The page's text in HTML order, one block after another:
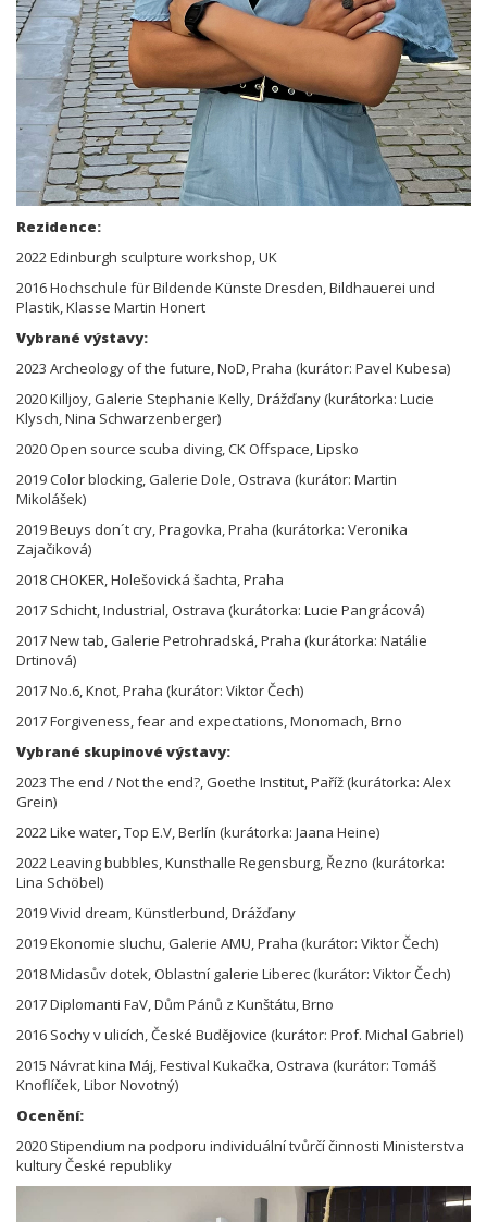
Rezidence:
2022 Edinburgh sculpture workshop, UK
2016 Hochschule für Bildende Künste Dresden, Bildhauerei und
Plastik, Klasse Martin Honert
Vybrané výstavy:
2023 Archeology of the future, NoD, Praha (kurátor: Pavel Kubesa)
2020 Killjoy, Galerie Stephanie Kelly, Drážďany (kurátorka: Lucie
Klysch, Nina Schwarzenberger)
2020 Open source scuba diving, CK Offspace, Lipsko
2019 Color blocking, Galerie Dole, Ostrava (kurátor: Martin
Mikolášek)
2019 Beuys don´t cry, Pragovka, Praha (kurátorka: Veronika
Zajačiková)
2018 CHOKER, Holešovická šachta, Praha
2017 Schicht, Industrial, Ostrava (kurátorka: Lucie Pangrácová)
2017 New tab, Galerie Petrohradská, Praha (kurátorka: Natálie
Drtinová)
2017 No.6, Knot, Praha (kurátor: Viktor Čech)
2017 Forgiveness, fear and expectations, Monomach, Brno
Vybrané skupinové výstavy:
2023 The end / Not the end?, Goethe Institut, Paříž (kurátorka: Alex
Grein)
2022 Like water, Top E.V, Berlín (kurátorka: Jaana Heine)
2022 Leaving bubbles, Kunsthalle Regensburg, Řezno (kurátorka:
Lina Schöbel)
2019 Vivid dream, Künstlerbund, Drážďany
2019 Ekonomie sluchu, Galerie AMU, Praha (kurátor: Viktor Čech)
2018 Midasův dotek, Oblastní galerie Liberec (kurátor: Viktor Čech)
2017 Diplomanti FaV, Dům Pánů z Kunštátu, Brno
2016 Sochy v ulicích, České Budějovice (kurátor: Prof. Michal Gabriel)
2015 Návrat kina Máj, Festival Kukačka, Ostrava (kurátor: Tomáš
Knoflíček, Libor Novotný)
Ocenění:
2020 Stipendium na podporu individuální tvůrčí činnosti Ministerstva
kultury České republiky